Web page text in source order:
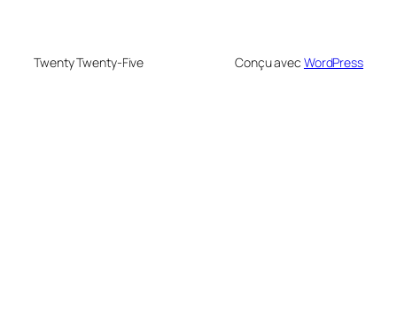
Twenty Twenty-Five Conçu avec WordPress